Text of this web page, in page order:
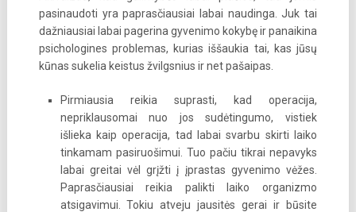
pasinaudoti yra paprasčiausiai labai naudinga. Juk tai
dažniausiai labai pagerina gyvenimo kokybę ir panaikina
psichologines problemas, kurias iššaukia tai, kas jūsų
kūnas sukelia keistus žvilgsnius ir net pašaipas.
Pirmiausia reikia suprasti, kad operacija,
nepriklausomai nuo jos sudėtingumo, vistiek
išlieka kaip operacija, tad labai svarbu skirti laiko
tinkamam pasiruošimui. Tuo pačiu tikrai nepavyks
labai greitai vėl grįžti į įprastas gyvenimo vėžes.
Paprasčiausiai reikia palikti laiko organizmo
atsigavimui. Tokiu atveju jausitės gerai ir būsite